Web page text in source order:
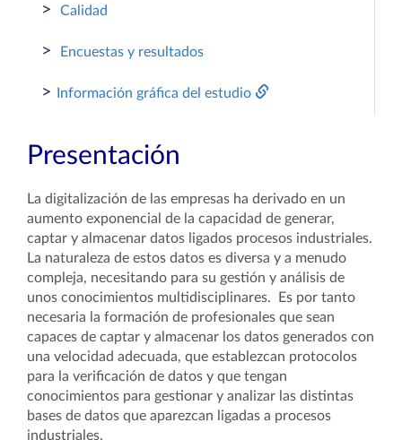
> Calidad
> Encuestas y resultados
> Información gráfica del estudio
Presentación
La digitalización de las empresas ha derivado en un
aumento exponencial de la capacidad de generar,
captar y almacenar datos ligados procesos industriales.
La naturaleza de estos datos es diversa y a menudo
compleja, necesitando para su gestión y análisis de
unos conocimientos multidisciplinares. Es por tanto
necesaria la formación de profesionales que sean
capaces de captar y almacenar los datos generados con
una velocidad adecuada, que establezcan protocolos
para la verificación de datos y que tengan
conocimientos para gestionar y analizar las distintas
bases de datos que aparezcan ligadas a procesos
industriales.